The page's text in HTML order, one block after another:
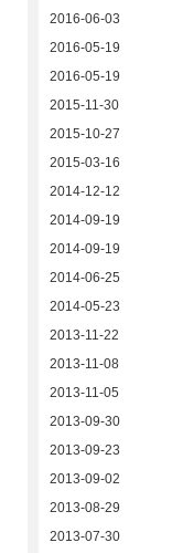
2016-06-03
2016-05-19
2016-05-19
2015-11-30
2015-10-27
2015-03-16
2014-12-12
2014-09-19
2014-09-19
2014-06-25
2014-05-23
2013-11-22
2013-11-08
2013-11-05
2013-09-30
2013-09-23
2013-09-02
2013-08-29
2013-07-30